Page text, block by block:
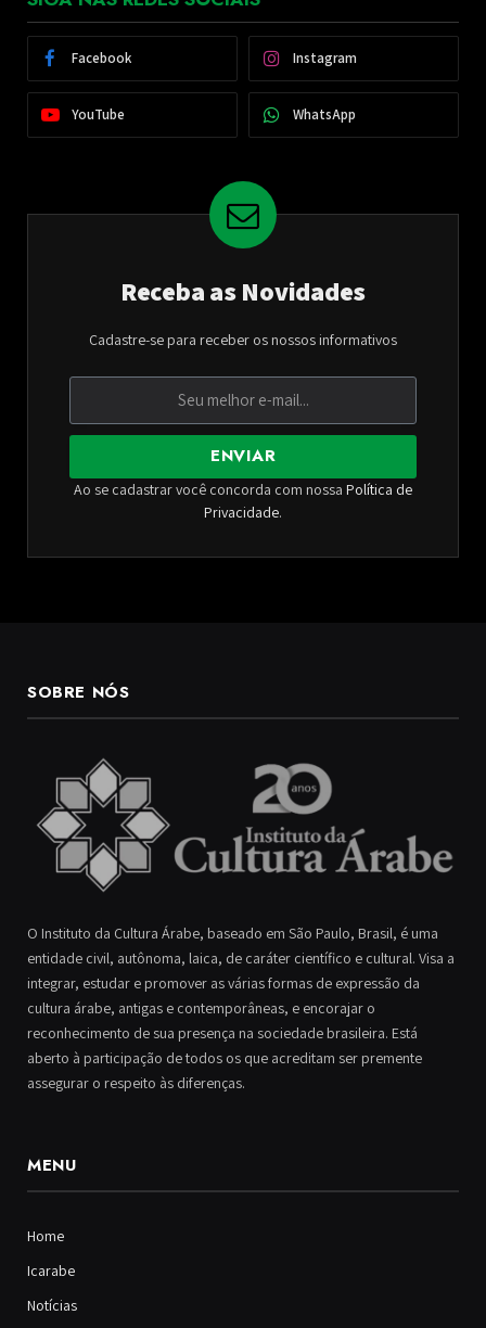
Facebook Instagram
YouTube WhatsApp
Receba as Novidades
Cadastre-se para receber os nossos informativos
ENVIAR
Ao se cadastrar você concorda com nossa Política de
Privacidade.
SOBRE NÓS
O Instituto da Cultura Árabe, baseado em São Paulo, Brasil, é uma
entidade civil, autônoma, laica, de caráter científico e cultural. Visa a
integrar, estudar e promover as várias formas de expressão da
cultura árabe, antigas e contemporâneas, e encorajar o
reconhecimento de sua presença na sociedade brasileira. Está
aberto à participação de todos os que acreditam ser premente
assegurar o respeito às diferenças.
MENU
Home
Icarabe
Notícias